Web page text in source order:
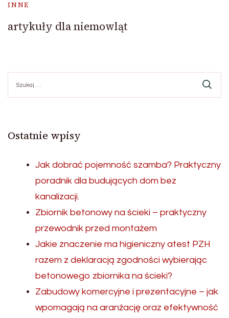
INNE
artykuły dla niemowląt
Ostatnie wpisy
Jak dobrać pojemność szamba? Praktyczny
poradnik dla budujących dom bez
kanalizacji.
Zbiornik betonowy na ścieki – praktyczny
przewodnik przed montażem
Jakie znaczenie ma higieniczny atest PZH
razem z deklaracją zgodności wybierając
betonowego zbiornika na ścieki?
Zabudowy komercyjne i prezentacyjne – jak
wpomagają na aranżację oraz efektywność